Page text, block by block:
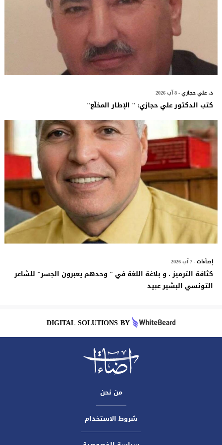
د. علي حجازي- 8 آب 2026
كتب الدكتور علي حجازي: " الإطار المخلّع"
إضآءات- 7 آب 2026
كثافة الترميز ، و بلاغة اللغة في " وحدهم يعبرون الجسر" للشاعر
التونسي البشير عبيد
DIGITAL SOLUTIONS BY
من نحن
شروط الاستخدام